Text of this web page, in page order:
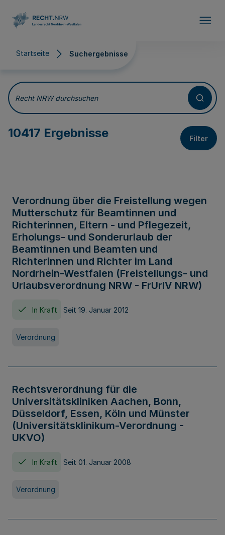
Startseite Suchergebnisse
Suchergebnisse
Recht NRW durchsuchen
10417 Ergebnisse Filter
Verordnung über die Freistellung wegen
Mutterschutz für Beamtinnen und
Richterinnen, Eltern - und Pflegezeit,
Erholungs- und Sonderurlaub der
Beamtinnen und Beamten und
Richterinnen und Richter im Land
Nordrhein-Westfalen (Freistellungs- und
Urlaubsverordnung NRW - FrUrlV NRW)
In Kraft Seit 19. Januar 2012
Verordnung
Rechtsverordnung für die
Universitätskliniken Aachen, Bonn,
Düsseldorf, Essen, Köln und Münster
(Universitätsklinikum-Verordnung -
UKVO)
In Kraft Seit 01. Januar 2008
Verordnung